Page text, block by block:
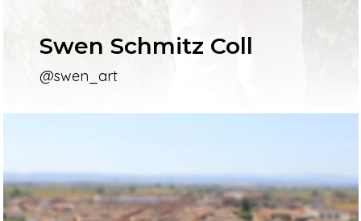
Swen Schmitz Coll
@swen_art